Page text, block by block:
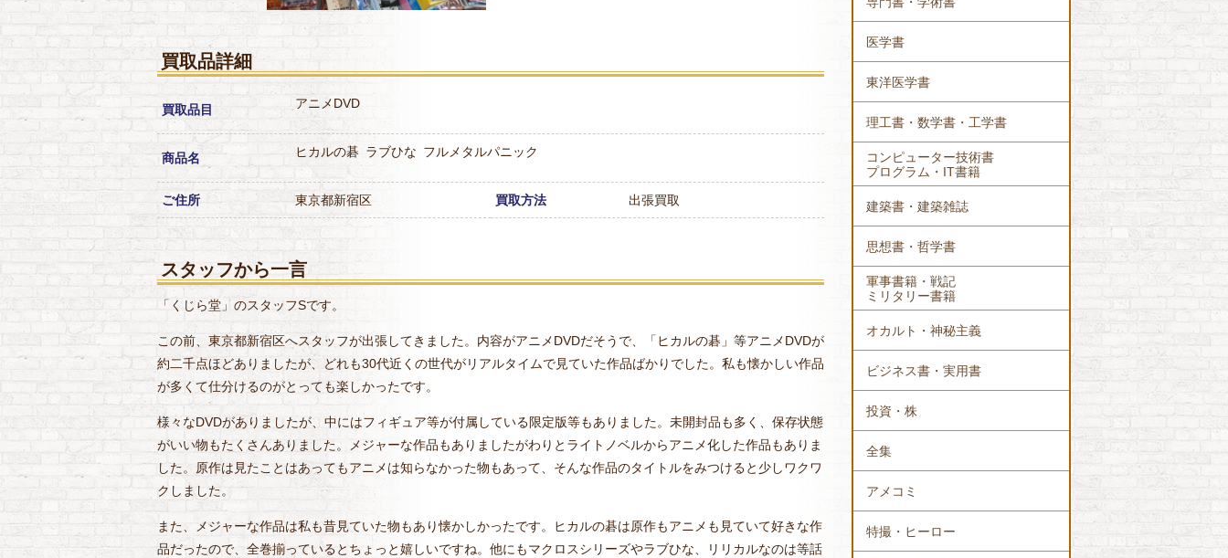
買取品詳細
買取品目 アニメDVD
商品名 ヒカルの碁 ラブひな フルメタルパニック
ご住所 東京都新宿区 買取方法 出張買取
スタッフから一言
「くじら堂」のスタッフSです。
この前、東京都新宿区へスタッフが出張してきました。内容がアニメDVDだそうで、「ヒカルの碁」等アニメDVDが
約二千点ほどありましたが、どれも30代近くの世代がリアルタイムで見ていた作品ばかりでした。私も懐かしい作品
が多くて仕分けるのがとっても楽しかったです。
様々なDVDがありましたが、中にはフィギュア等が付属している限定版等もありました。未開封品も多く、保存状態
がいい物もたくさんありました。メジャーな作品もありましたがわりとライトノベルからアニメ化した作品もありま
した。原作は見たことはあってもアニメは知らなかった物もあって、そんな作品のタイトルをみつけると少しワクワ
クしました。
また、メジャーな作品は私も昔見ていた物もあり懐かしかったです。ヒカルの碁は原作もアニメも見ていて好きな作
品だったので、全巻揃っているとちょっと嬉しいですね。他にもマクロスシリーズやラブひな、リリカルなのは等話
医学書
東洋医学書
理工書・数学書・工学書
コンピューター技術書
プログラム・IT書籍
建築書・建築雑誌
思想書・哲学書
軍事書籍・戦記
ミリタリー書籍
オカルト・神秘主義
ビジネス書・実用書
投資・株
全集
アメコミ
特撮・ヒーロー